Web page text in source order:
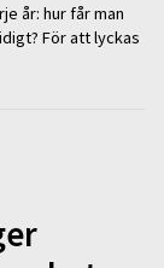
år: hur får man
För att lyckas